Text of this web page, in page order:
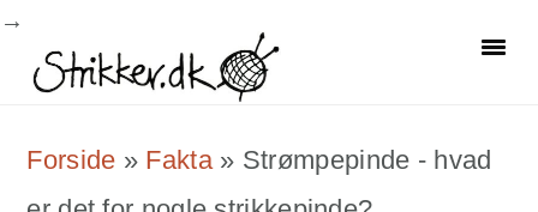
Skip
navigation
Skip
content
Skip
sidebar
Forside » Fakta» Strømpepinde - hvad